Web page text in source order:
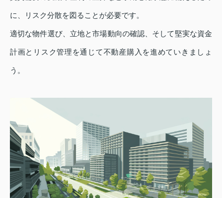
に、リスク分散を図ることが必要です。
適切な物件選び、立地と市場動向の確認、そして堅実な資金
計画とリスク管理を通じて不動産購入を進めていきましょ
う。